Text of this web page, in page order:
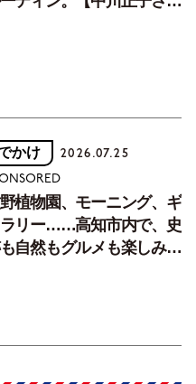
かけ 2026.07.25
植物園、モーニング、ギ
リー……高知市内で、史
自然もグルメも楽しみ尽